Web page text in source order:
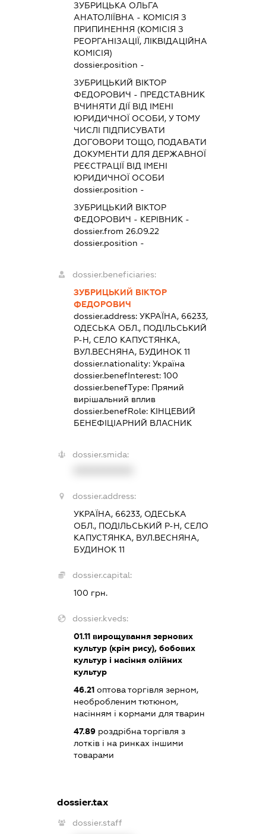
ЗУБРИЦЬКА ОЛЬГА
АНАТОЛІЇВНА - КОМІСІЯ З
ПРИПИНЕННЯ (КОМІСІЯ З
РЕОРГАНІЗАЦІЇ, ЛІКВІДАЦІЙНА
КОМІСІЯ)
dossier.position -
ЗУБРИЦЬКИЙ ВІКТОР
ФЕДОРОВИЧ - ПРЕДСТАВНИК
ВЧИНЯТИ ДІЇ ВІД ІМЕНІ
ЮРИДИЧНОЇ ОСОБИ, У ТОМУ
ЧИСЛІ ПІДПИСУВАТИ
ДОГОВОРИ ТОЩО, ПОДАВАТИ
ДОКУМЕНТИ ДЛЯ ДЕРЖАВНОЇ
РЕЄСТРАЦІЇ ВІД ІМЕНІ
ЮРИДИЧНОЇ ОСОБИ
dossier.position -
ЗУБРИЦЬКИЙ ВІКТОР
ФЕДОРОВИЧ - КЕРІВНИК -
dossier.from 26.09.22
dossier.position -
dossier.beneficiaries:
ЗУБРИЦЬКИЙ ВІКТОР
ФЕДОРОВИЧ
dossier.address:УКРАЇНА, 66233,
ОДЕСЬКА ОБЛ., ПОДІЛЬСЬКИЙ
Р-Н, СЕЛО КАПУСТЯНКА,
ВУЛ.ВЕСНЯНА, БУДИНОК 11
dossier.nationality:Україна
dossier.benefInterest:100
dossier.benefType: Прямий
вирішальний вплив
dossier.benefRole: КІНЦЕВИЙ
БЕНЕФІЦІАРНИЙ ВЛАСНИК
dossier.smida:
dossier.address:
УКРАЇНА, 66233, ОДЕСЬКА
ОБЛ., ПОДІЛЬСЬКИЙ Р-Н, СЕЛО
КАПУСТЯНКА, ВУЛ.ВЕСНЯНА,
БУДИНОК 11
dossier.capital:
100 грн.
dossier.kveds:
01.11 вирощування зернових
культур (крім рису), бобових
культур і насіння олійних
культур
46.21 оптова торгівля зерном,
необробленим тютюном,
насінням і кормами для тварин
47.89 роздрібна торгівля з
лотків і на ринках іншими
товарами
dossier.tax
dossier.staff